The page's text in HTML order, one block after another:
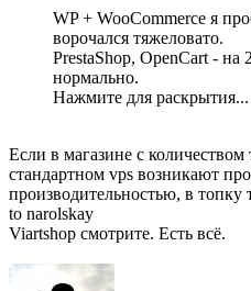
WP + WooCommerce я
ворочался тяжеловато.
PrestaShop, OpenCart - на
нормально.
Нажмите для раскрытия...
Если в магазине с количеством
стандартном vps возникают
производительностью, в топку
to narolskay
Viartshop смотрите. Есть всё.